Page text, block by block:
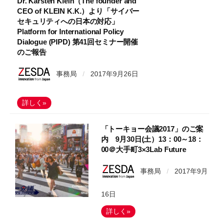
CEO of KLEIN K.K.）より「サイバー
セキュリティへの日本の対応」
Platform for International Policy
Dialogue (PIPD) 第41回セミナー開催
のご報告
事務局 / 2017年9月26日
詳しく»
「トーキョー会議2017」のご案
内 9月30日(土）13：00～18：
00＠大手町3×3Lab Future
事務局 / 2017年9月
16日
詳しく»